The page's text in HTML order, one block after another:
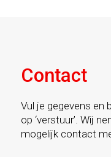
Contact
Vul je gegevens en
op ‘verstuur’. Wij
mogelijk contact